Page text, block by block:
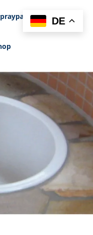
FunPadNews
DE